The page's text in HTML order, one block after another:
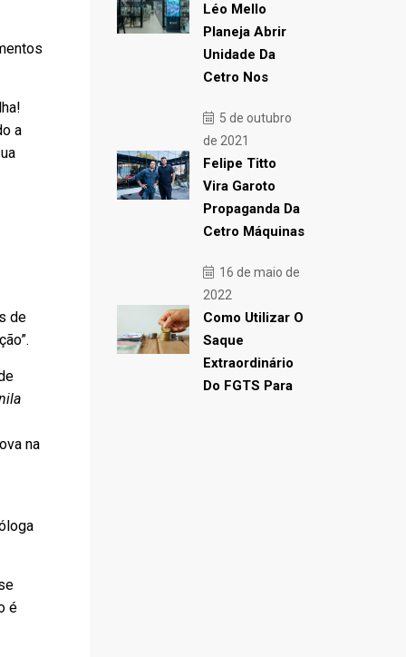
a
de
na
é
Léo Mello
Planeja Abrir
Unidade Da
Cetro Nos
5 de outubro
de 2021
Felipe Titto
Vira Garoto
Propaganda Da
Cetro Máquinas
16 de maio de
2022
Como Utilizar O
Saque
Extraordinário
Do FGTS Para